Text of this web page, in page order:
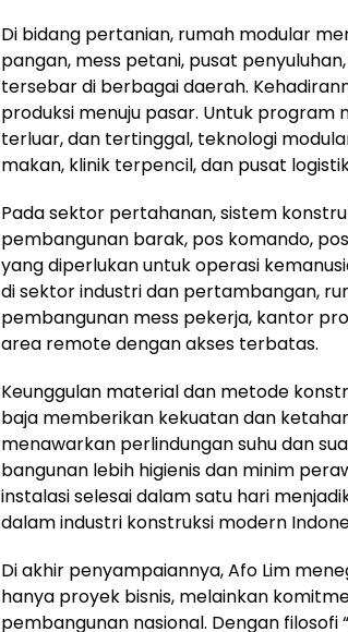
Di bidang pertanian, rumah modular
pangan, mess petani, pusat
tersebar di berbagai daerah.
produksi menuju pasar. Untuk program
terluar, dan tertinggal, teknologi
makan, klinik terpencil, dan pusat
Pada sektor pertahanan, sistem
pembangunan barak, pos komando,
yang diperlukan untuk operasi
di sektor industri dan pertambangan,
pembangunan mess pekerja, kantor
area remote dengan akses terbatas.
Keunggulan material dan metode
baja memberikan kekuatan dan
menawarkan perlindungan suhu dan
bangunan lebih higienis dan minim
instalasi selesai dalam satu hari
dalam industri konstruksi modern
Di akhir penyampaiannya, Afo Lim
hanya proyek bisnis, melainkan
pembangunan nasional. Dengan filosofi